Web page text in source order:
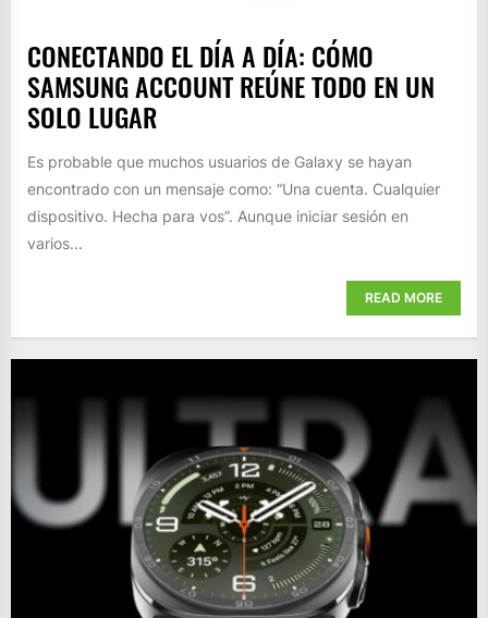
CONECTANDO EL DÍA A DÍA: CÓMO
SAMSUNG ACCOUNT REÚNE TODO EN UN
SOLO LUGAR
Es probable que muchos usuarios de Galaxy se hayan
encontrado con un mensaje como: “Una cuenta. Cualquier
dispositivo. Hecha para vos”. Aunque iniciar sesión en
varios...
READ MORE